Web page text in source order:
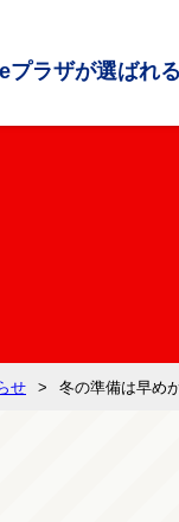
eプラザが選ばれ
せ 冬の準備は早め